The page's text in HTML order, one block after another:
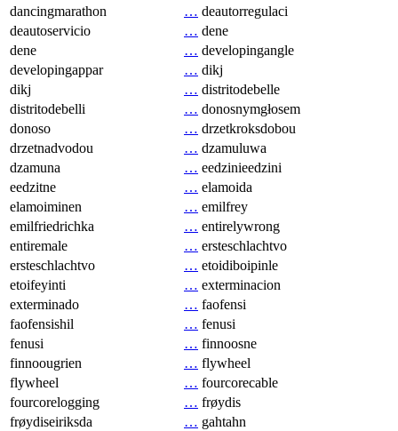
dancingmarathon
… deautorregulaci
deautoservicio
… dene
dene
… developingangle
developingappar
… dikj
dikj
… distritodebelle
distritodebelli
… donosnymgłosem
donoso
… drzetkroksdobou
drzetnadvodou
… dzamuluwa
dzamuna
… eedzinieedzini
eedzitne
… elamoida
elamoiminen
… emilfrey
emilfriedrichka
… entirelywrong
entiremale
… ersteschlachtvo
ersteschlachtvo
… etoidiboipinle
etoifeyinti
… exterminacion
exterminado
… faofensi
faofensishil
… fenusi
fenusi
… finnoosne
finnoougrien
… flywheel
flywheel
… fourcorecable
fourcorelogging
… frøydis
frøydiseiriksda
… gahtahn